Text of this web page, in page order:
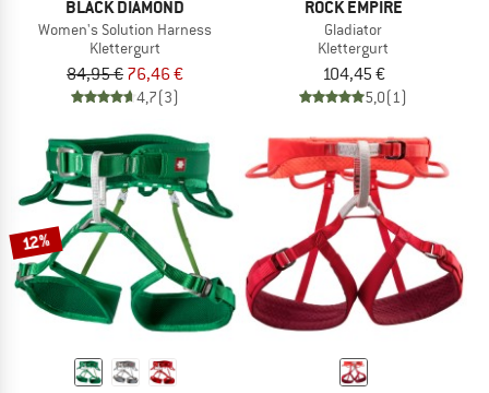
BLACK DIAMOND
Women's Solution Harness
Klettergurt
84,95 € 76,46 €
4,7(3)
ROCK EMPIRE
Gladiator
Klettergurt
104,45 €
5,0(1)
12%